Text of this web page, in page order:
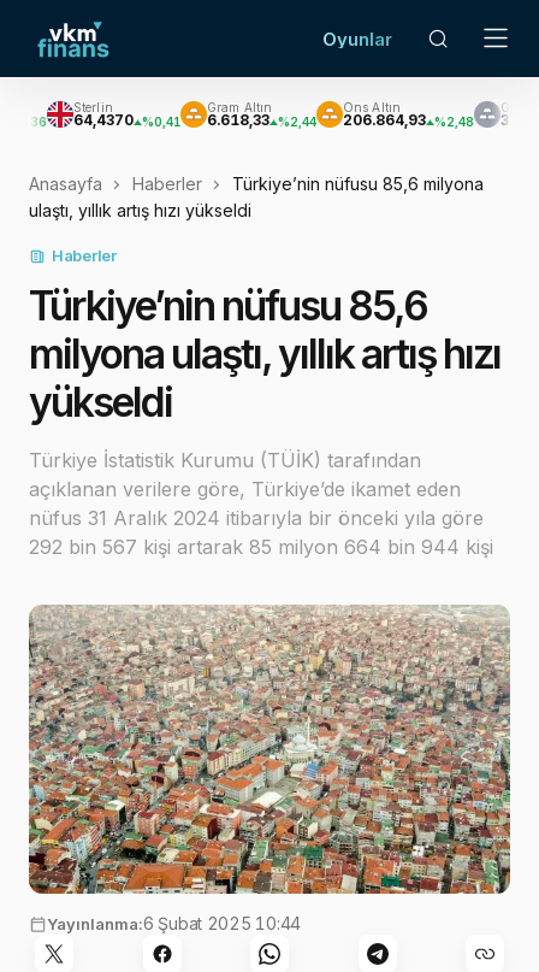
Oyunlar
%0,41
Gram Altın
6.618,33 %2,44
Ons Altın
206.864,93 %2,48 3.023,12 %3,25
Anasayfa Haberler
Türkiye’nin nüfusu 85,6 milyona
ulaştı, yıllık artış hızı yükseldi
Haberler
Türkiye’nin nüfusu 85,6
milyona ulaştı, yıllık artış hızı
yükseldi
Türkiye İstatistik Kurumu (TÜİK) tarafından
açıklanan verilere göre, Türkiye’de ikamet eden
nüfus 31 Aralık 2024 itibarıyla bir önceki yıla göre
292 bin 567 kişi artarak 85 milyon 664 bin 944 kişi
Görsel: Luke Michael
Yayınlanma:6 Şubat 2025 10:44